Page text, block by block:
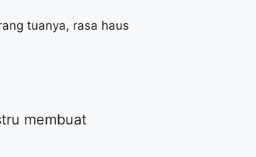
tuanya, rasa haus
membuat